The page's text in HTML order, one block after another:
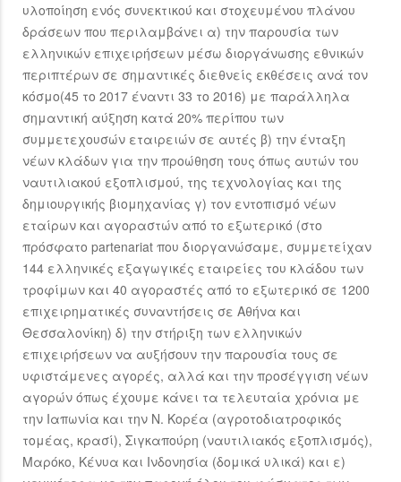
υλοποίηση ενός συνεκτικού και στοχευμένου πλάνου
δράσεων που περιλαμβάνει α) την παρουσία των
ελληνικών επιχειρήσεων μέσω διοργάνωσης εθνικών
περιπτέρων σε σημαντικές διεθνείς εκθέσεις ανά τον
κόσμο(45 το 2017 έναντι 33 το 2016) με παράλληλα
σημαντική αύξηση κατά 20% περίπου των
συμμετεχουσών εταιρειών σε αυτές β) την ένταξη
νέων κλάδων για την προώθηση τους όπως αυτών του
ναυτιλιακού εξοπλισμού, της τεχνολογίας και της
δημιουργικής βιομηχανίας γ) τον εντοπισμό νέων
εταίρων και αγοραστών από το εξωτερικό (στο
πρόσφατο partenariat που διοργανώσαμε, συμμετείχαν
144 ελληνικές εξαγωγικές εταιρείες του κλάδου των
τροφίμων και 40 αγοραστές από το εξωτερικό σε 1200
επιχειρηματικές συναντήσεις σε Αθήνα και
Θεσσαλονίκη) δ) την στήριξη των ελληνικών
επιχειρήσεων να αυξήσουν την παρουσία τους σε
υφιστάμενες αγορές, αλλά και την προσέγγιση νέων
αγορών όπως έχουμε κάνει τα τελευταία χρόνια με
την Ιαπωνία και την Ν. Κορέα (αγροτοδιατροφικός
τομέας, κρασί), Σιγκαπούρη (ναυτιλιακός εξοπλισμός),
Μαρόκο, Κένυα και Ινδονησία (δομικά υλικά) και ε)